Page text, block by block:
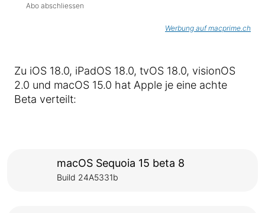
Abo abschliessen
Werbung auf macprime.ch
Zu iOS 18.0, iPadOS 18.0, tvOS 18.0, visionOS
2.0 und macOS 15.0 hat Apple je eine achte
Beta verteilt:
macOS Sequoia 15 beta 8
Build 24A5331b